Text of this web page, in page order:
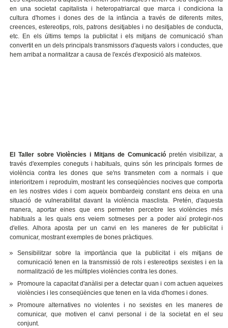
en una societat capitalista i heteropatriarcal que marca i condiciona la
cultura d'homes i dones des de la infància a través de diferents mites,
creences, estereotips, rols, patrons desitjables i no desitjables de conducta,
etc. En els últims temps la publicitat i els mitjans de comunicació s'han
convertit en un dels principals transmissors d'aquests valors i conductes, que
hem arribat a normalitzar a causa de l'excés d'exposició als mateixos.
El Taller sobre Violències i Mitjans de Comunicació pretén visibilizar, a
través d'exemples coneguts i habituals, quins són les principals formes de
violència contra les dones que se'ns transmeten com a normals i que
interioritzem i reproduïm, mostrant les conseqüències nocives que comporta
en les nostres vides i com aqueix bombardeig constant ens deixa en una
situació de vulnerabilitat davant la violència masclista. Pretén, d'aquesta
manera, aportar eines que ens permeten percebre les violències més
habituals a les quals ens veiem sotmeses per a poder així protegir-nos
d'elles. Alhora aposta per un canvi en les maneres de fer publicitat i
comunicar, mostrant exemples de bones pràctiques.
Sensibilitzar sobre la importància que la publicitat i els mitjans de
comunicació tenen en la transmissió de rols i estereotips sexistes i en la
normalització de les múltiples violències contra les dones.
Promoure la capacitat d'anàlisi per a detectar quan i com actuen aqueixes
violències i les conseqüències que tenen en la vida d'homes i dones.
Promoure alternatives no violentes i no sexistes en les maneres de
comunicar, que motiven el canvi personal i de la societat en el seu
conjunt.